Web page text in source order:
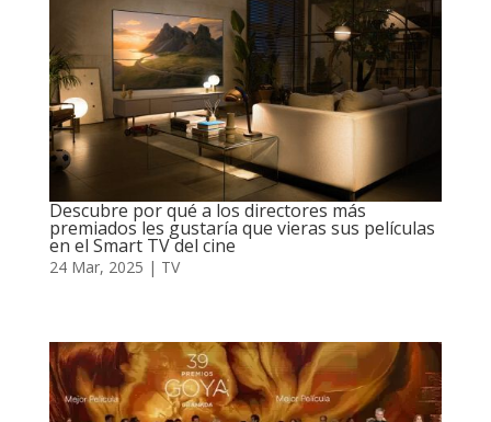
Descubre por qué a los directores más
premiados les gustaría que vieras sus películas
en el Smart TV del cine
24 Mar, 2025 | TV